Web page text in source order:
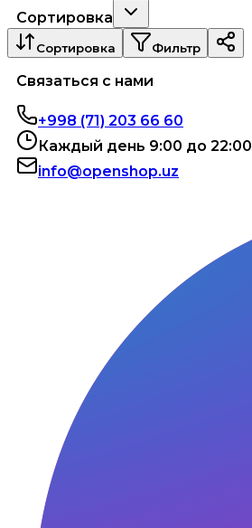
Сортировка
Сортировка Фильтр
Связаться с нами
+998 (71) 203 66 60
Каждый день 9:00 до 22:00
info@openshop.uz